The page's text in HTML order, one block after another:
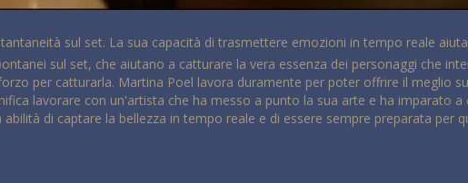
sul set. La sua capacità di trasmettere emozioni in tempo reale
sul set, che aiutano a catturare la vera essenza dei personaggi che
per catturarla. Martina Poel lavora duramente per poter offrire il meglio
lavorare con un'artista che ha messo a punto la sua arte e ha imparato a
di captare la bellezza in tempo reale e di essere sempre preparata per